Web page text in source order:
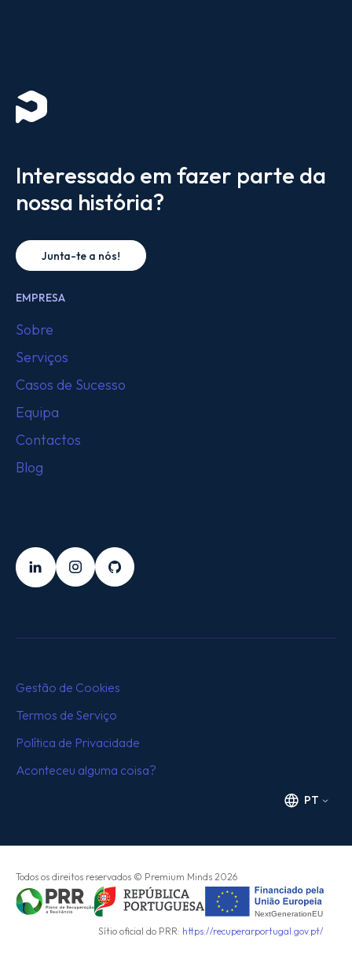
Interessado em fazer parte da
nossa história?
Junta-te a nós!
EMPRESA
Sobre
Serviços
Casos de Sucesso
Equipa
Contactos
Blog
LinkedInInstagramGithub
Gestão de Cookies
Termos de Serviço
Política de Privacidade
Aconteceu alguma coisa?
PT
Todos os direitos reservados © Premium Minds 2026
Sítio oficial do PRR: https://recuperarportugal.gov.pt/